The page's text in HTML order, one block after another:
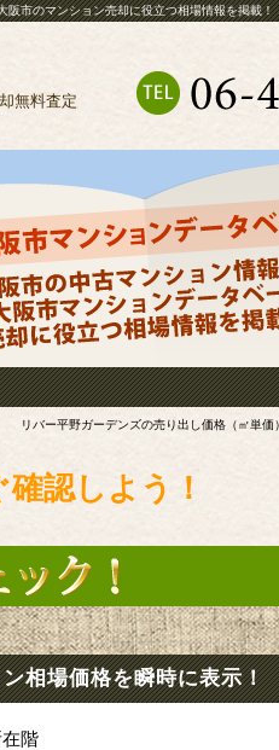
阪市のマンション売却に役立つ相場情報を掲載
無料査定
リバー平野ガーデンズの売り出し価格（㎡単
認しよう！
相場価格を瞬時に表示！
在階